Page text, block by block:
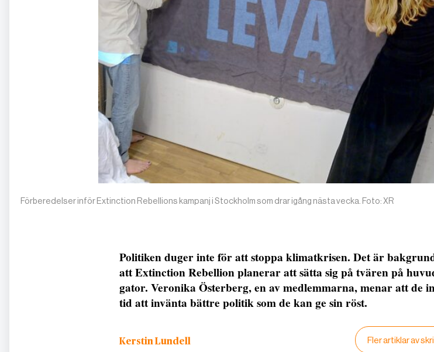
Förberedelser inför Extinction Rebellions kampanj i Stockholm som drar igång nästa vecka. Foto: XR
Politiken duger inte för att stoppa klimatkrisen. Det är
att Extinction Rebellion planerar att sätta sig på tvären på
gator. Veronika Österberg, en av medlemmarna, menar att de
tid att invänta bättre politik som de kan ge sin röst.
Kerstin Lundell Fler artiklar av